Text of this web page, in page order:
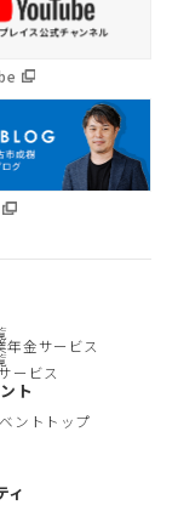
年金サービス
ービス
ト
ントトップ
ィ